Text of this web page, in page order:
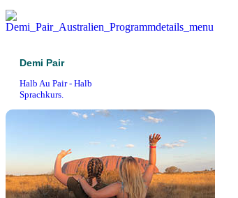
Demi Pair
Halb Au Pair - Halb
Sprachkurs.